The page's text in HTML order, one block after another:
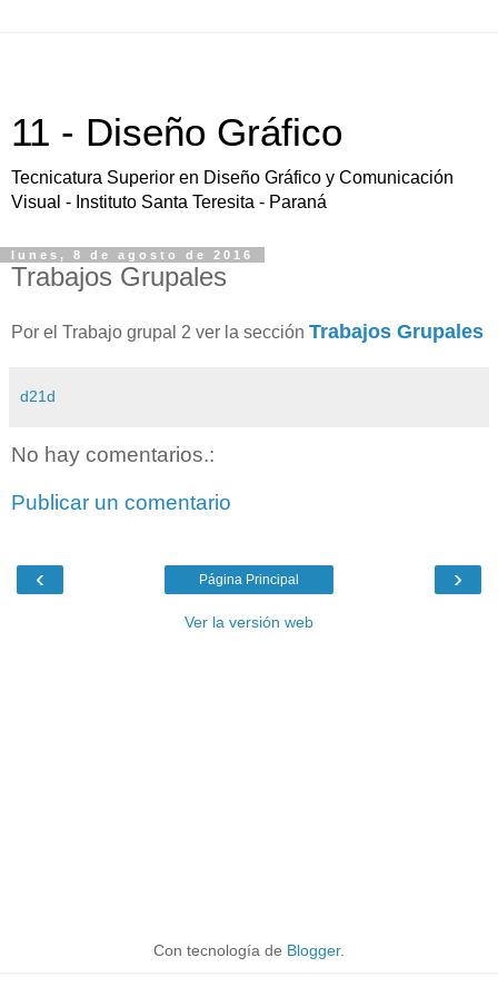
11 - Diseño Gráfico
Tecnicatura Superior en Diseño Gráfico y Comunicación
Visual - Instituto Santa Teresita - Paraná
lunes, 8 de agosto de 2016
Trabajos Grupales
Por el Trabajo grupal 2 ver la sección Trabajos Grupales
d21d
No hay comentarios.:
Publicar un comentario
‹ ›
Página Principal
Ver la versión web
Con tecnología de Blogger.